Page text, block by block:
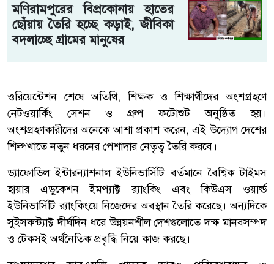
মণিরামপুরের বিপ্রকোনায় হাতের
ছোঁয়ায় তৈরি হচ্ছে কড়াই, জীবিকা
বদলাচ্ছে গ্রামের মানুষের
ওরিয়েন্টেশন শেষে অতিথি, শিক্ষক ও শিক্ষার্থীদের অংশগ্রহণে
নেটওয়ার্কিং সেশন ও গ্রুপ ফটোশুট অনুষ্ঠিত হয়।
অংশগ্রহণকারীদের অনেকে আশা প্রকাশ করেন, এই উদ্যোগ দেশের
শিল্পখাতে নতুন ধরনের পেশাদার নেতৃত্ব তৈরি করবে।
ড্যাফোডিল ইন্টারন্যাশনাল ইউনিভার্সিটি বর্তমানে বৈশ্বিক টাইমস
হায়ার এডুকেশন ইমপ্যাক্ট র‍্যাংকিং এবং কিউএস ওয়ার্ল্ড
ইউনিভার্সিটি র‍্যাংকিংয়ে নিজেদের অবস্থান তৈরি করেছে। অন্যদিকে
সুইসকন্ট্যাক্ট দীর্ঘদিন ধরে উন্নয়নশীল দেশগুলোতে দক্ষ মানবসম্পদ
ও টেকসই অর্থনৈতিক প্রবৃদ্ধি নিয়ে কাজ করছে।